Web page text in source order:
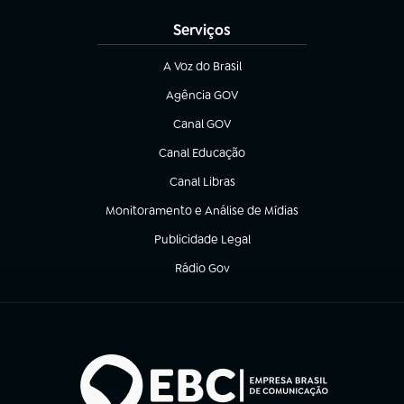
Serviços
A Voz do Brasil
(abre em nova aba)
Agência GOV
(abre em nova aba)
Canal GOV
(abre em nova aba)
Canal Educação
(abre em nova aba)
Canal Libras
(abre em nova aba)
Monitoramento e Análise de Mídias
(abre em nova aba)
Publicidade Legal
(abre em nova aba)
Rádio Gov
(abre em nova aba)